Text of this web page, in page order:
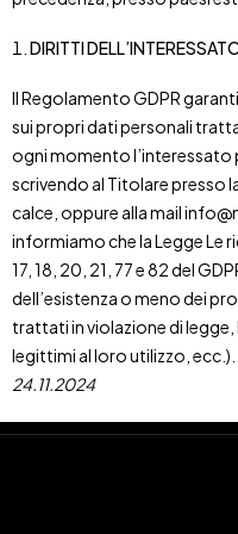
DIRITTI
Il Regolamento GDPR
sui propri dati personali
ogni momento l’interessato
scrivendo al Titolare presso
calce, oppure alla mail
informiamo che la Legge Le
17, 18, 20, 21, 77 e 82 del
dell’esistenza o meno dei
trattati in violazione di
legittimi al loro utilizzo, ecc.).
24.11.2024